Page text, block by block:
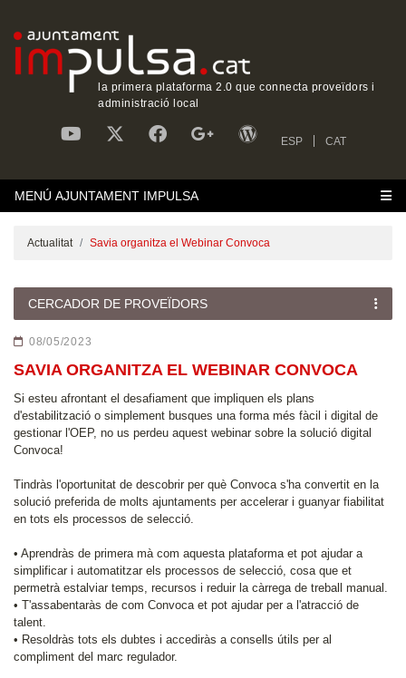
la primera plataforma 2.0 que connecta proveïdors i
administració local
ESP CAT
MENÚ AJUNTAMENT IMPULSA
Actualitat Savia organitza el Webinar Convoca
CERCADOR DE PROVEÏDORS
08/05/2023
SAVIA ORGANITZA EL WEBINAR CONVOCA
Si esteu afrontant el desafiament que impliquen els plans
d'estabilització o simplement busques una forma més fàcil i digital de
gestionar l'OEP, no us perdeu aquest webinar sobre la solució digital
Convoca!
Tindràs l'oportunitat de descobrir per què Convoca s'ha convertit en la
solució preferida de molts ajuntaments per accelerar i guanyar fiabilitat
en tots els processos de selecció.
• Aprendràs de primera mà com aquesta plataforma et pot ajudar a
simplificar i automatitzar els processos de selecció, cosa que et
permetrà estalviar temps, recursos i reduir la càrrega de treball manual.
• T'assabentaràs de com Convoca et pot ajudar per a l'atracció de
talent.
• Resoldràs tots els dubtes i accediràs a consells útils per al
compliment del marc regulador.